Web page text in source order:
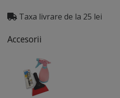
Taxa livrare de la 25 lei
Accesorii